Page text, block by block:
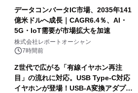
データコンバータIC市場、2035年141
億米ドルへ成長｜CAGR6.4％、AI・
5G・IoT需要が市場拡大を加速
株式会社レポートオーシャン
7時間前
Z世代で広がる「有線イヤホン再注
目」の流れに対応。USB Type-C対応
イヤホンが登場！USB-A変換アダプタ